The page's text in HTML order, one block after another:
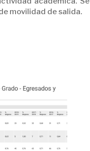
movilidad de salida.